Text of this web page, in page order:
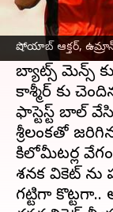
షోయాబ్ ఆక్తర్,
భారత్ యువ
త ప్రత్యర్థుల
ఏకంగా 150
బ్యాట్స్ మెన్స్ కు
కాశ్మీర్ కు
ఫాస్టెస్ట్ బాల్ వేసి
శ్రీలంకతో
కిలోమీటర్ల
శనక వికెట్ ను
గట్టిగా